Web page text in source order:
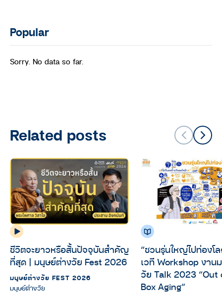
Popular
Sorry. No data so far.
Related posts
ชีวิตจะยาวหรือสั้นปัจจุบันสำคัญ
ที่สุด | มนุษย์ต่างวัย Fest 2026
มนุษย์ต่างวัย FEST 2026
มนุษย์ต่างวัย
“ชวนรุ่นใหญ่ไปท่องโ
เวที Workshop งาน
วัย Talk 2023 “Out
Box Aging”